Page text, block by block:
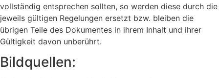
vollständig entsprechen sollten, so werden diese durch die
jeweils gültigen Regelungen ersetzt bzw. bleiben die
übrigen Teile des Dokumentes in ihrem Inhalt und ihrer
Gültigkeit davon unberührt.
Bildquellen: